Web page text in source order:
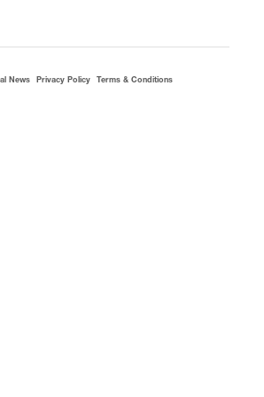
News Privacy Policy Terms & Conditions